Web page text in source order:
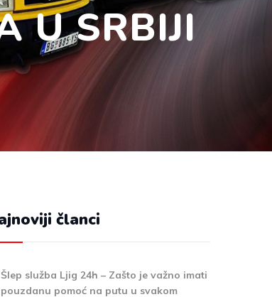
U SRBIJI
članci
Šlep služba Ljig 24h – Zašto je važno imati
pouzdanu pomoć na putu u svakom